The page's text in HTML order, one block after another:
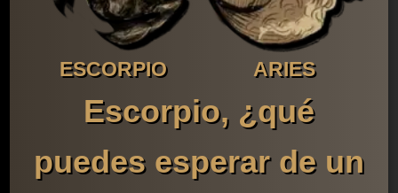
ESCORPIO ARIES
Escorpio, ¿qué
puedes esperar de un